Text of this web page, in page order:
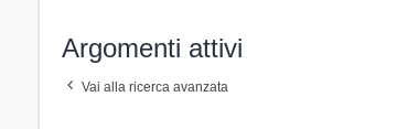
Argomenti attivi
Vai alla ricerca avanzata